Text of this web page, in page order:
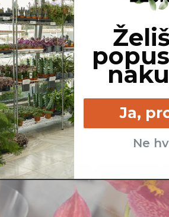
Srednje - kadar se zgornji
sloj zemlje izsuši.
Ja,
Ne